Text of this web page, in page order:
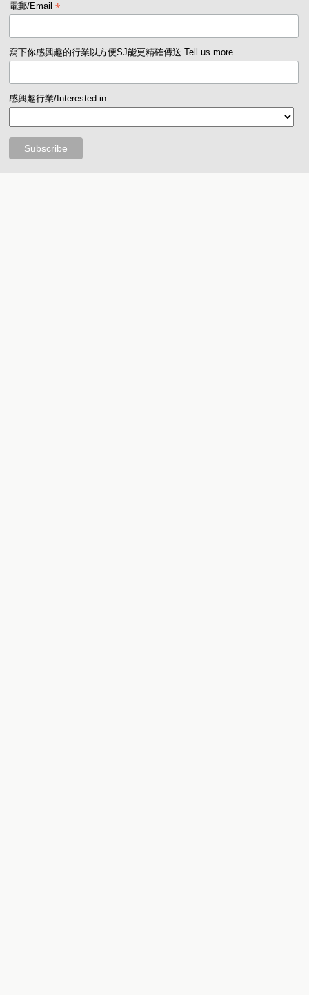
電郵/Email*
寫下你感興趣的行業以方便SJ能更精確傳送 Tell us more
感興趣行業/Interested in